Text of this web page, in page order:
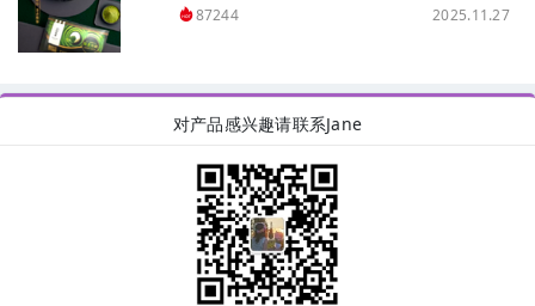
87244 2025.11.27
对产品感兴趣请联系Jane